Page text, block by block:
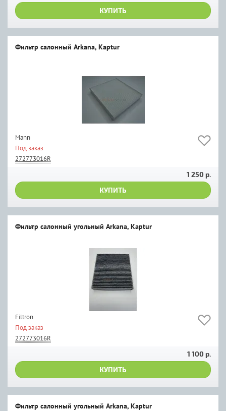
КУПИТЬ
Фильтр салонный Arkana, Kaptur
Мann
Под заказ
272773016R
1 250 р.
КУПИТЬ
Фильтр салонный угольный Arkana, Kaptur
Filtron
Под заказ
272773016R
1 100 р.
КУПИТЬ
Фильтр салонный угольный Arkana, Kaptur